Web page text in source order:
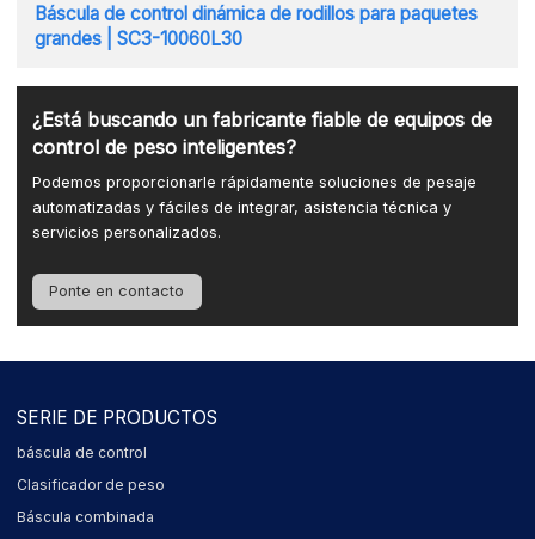
Báscula de control dinámica de rodillos para paquetes
grandes | SC3-10060L30
¿Está buscando un fabricante fiable de equipos de
control de peso inteligentes?
Podemos proporcionarle rápidamente soluciones de pesaje
automatizadas y fáciles de integrar, asistencia técnica y
servicios personalizados.
Ponte en contacto
SERIE DE PRODUCTOS
báscula de control
Clasificador de peso
Báscula combinada